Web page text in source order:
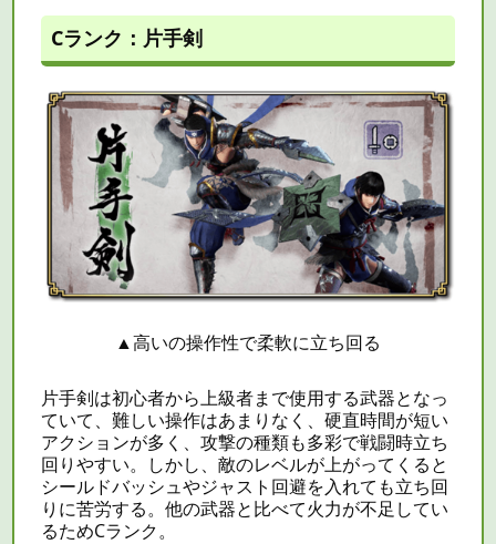
Cランク：片手剣
▲高いの操作性で柔軟に立ち回る
片手剣は初心者から上級者まで使用する武器となっ
ていて、難しい操作はあまりなく、硬直時間が短い
アクションが多く、攻撃の種類も多彩で戦闘時立ち
回りやすい。しかし、敵のレベルが上がってくると
シールドバッシュやジャスト回避を入れても立ち回
りに苦労する。他の武器と比べて火力が不足してい
るためCランク。